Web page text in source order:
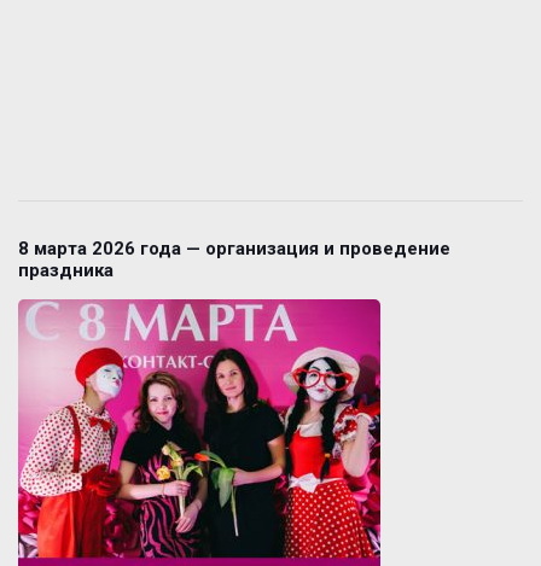
8 марта 2026 года — организация и проведение
праздника